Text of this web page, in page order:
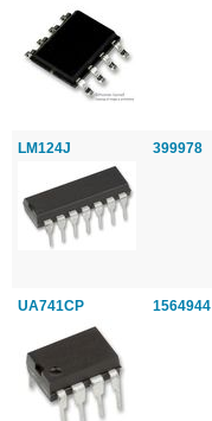
LM124J 399978
UA741CP 1564944